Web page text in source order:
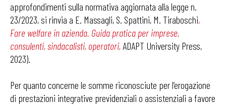
approfondimenti sulla normativa aggiornata alla legge n.
23/2023, si rinvia a E. Massagli, S. Spattini, M. Tiraboschi,
Fare welfare in azienda. Guida pratica per imprese,
consulenti, sindacalisti, operatori, ADAPT University Press,
2023).
Per quanto concerne le somme riconosciute per l’erogazione
di prestazioni integrative previdenziali o assistenziali a favore